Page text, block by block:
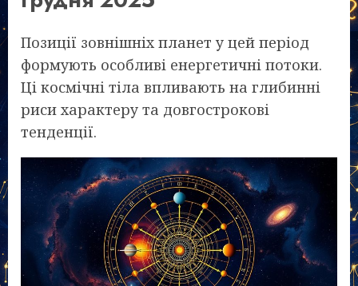
Позиції зовнішніх планет у цей період
формують особливі енергетичні потоки.
Ці космічні тіла впливають на глибинні
риси характеру та довгострокові
тенденції.